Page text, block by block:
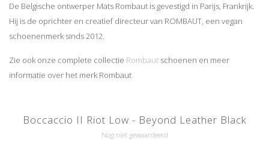
De Belgische ontwerper Mats Rombaut is gevestigd in Parijs, Frankrijk.
Hij is de oprichter en creatief directeur van ROMBAUT, een vegan
schoenenmerk sinds 2012.
Zie ook onze complete collectie Rombaut schoenen en meer
informatie over het merk Rombaut
Boccaccio II Riot Low - Beyond Leather Black
Nog niet gewaardeerd